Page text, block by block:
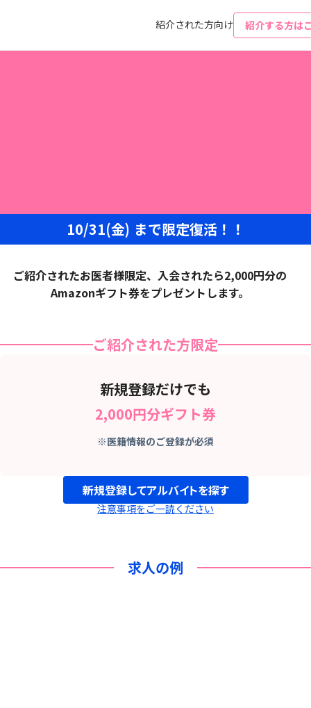
紹介された方向け 紹介する方は
10/31(金) まで限定復活！！
ご紹介されたお医者様限定、入会されたら2,000円分の
Amazonギフト券をプレゼントします。
ご紹介された方限定
新規登録だけでも
2,000円分ギフト券
※医籍情報のご登録が必須
新規登録してアルバイトを探す
注意事項をご一読ください
求人の例